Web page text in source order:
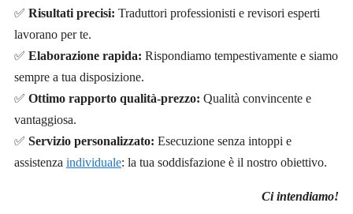
✅ Risultati precisi: Traduttori professionisti e revisori esperti
lavorano per te.
✅ Elaborazione rapida: Rispondiamo tempestivamente e siamo
sempre a tua disposizione.
✅ Ottimo rapporto qualità-prezzo: Qualità convincente e
vantaggiosa.
✅ Servizio personalizzato: Esecuzione senza intoppi e
assistenza individuale: la tua soddisfazione è il nostro obiettivo.
Ci intendiamo!